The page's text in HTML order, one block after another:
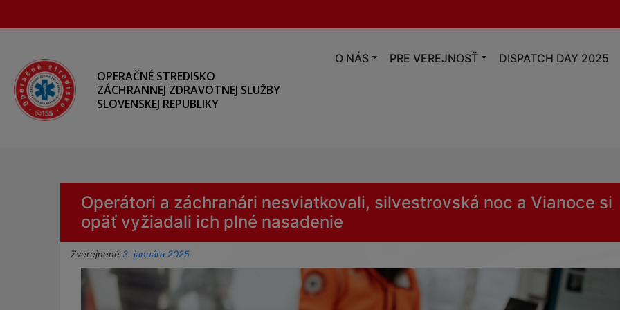
OPERAČNÉ STREDISKO
ZÁCHRANNEJ ZDRAVOTNEJ SLUŽBY
SLOVENSKEJ REPUBLIKY
O NÁS PRE VEREJNOSŤ DISPATCH DAY 2025
Operátori a záchranári nesviatkovali, silvestrovská noc a Vianoce si
opäť vyžiadali ich plné nasadenie
Zverejnené 3. januára 2025